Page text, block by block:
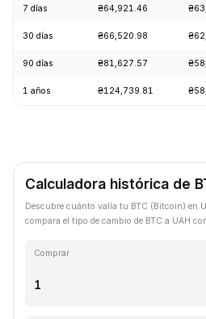
7 días ₴64,921.46
30 días ₴66,520.98
90 días ₴81,627.57
1 años ₴124,739.81
Calculadora histórica de
Descubre cuánto valía tu BTC (Bitcoin) en
compara el tipo de cambio de BTC a UAH
Comprar